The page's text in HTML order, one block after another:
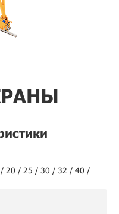
20 / 25 / 30 / 32 / 40 /